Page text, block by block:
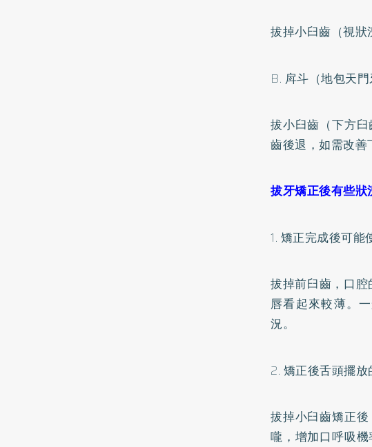
拔掉小臼齒（視狀
B. 戽斗（地包天
拔小臼齒（下方
齒後退，如需改善
拔牙矯正後有些狀
1. 矯正完成後可能
拔掉前臼齒，口
唇看起來較薄。
況。
2. 矯正後舌頭擺
拔掉小臼齒矯正
嚨，增加口呼吸